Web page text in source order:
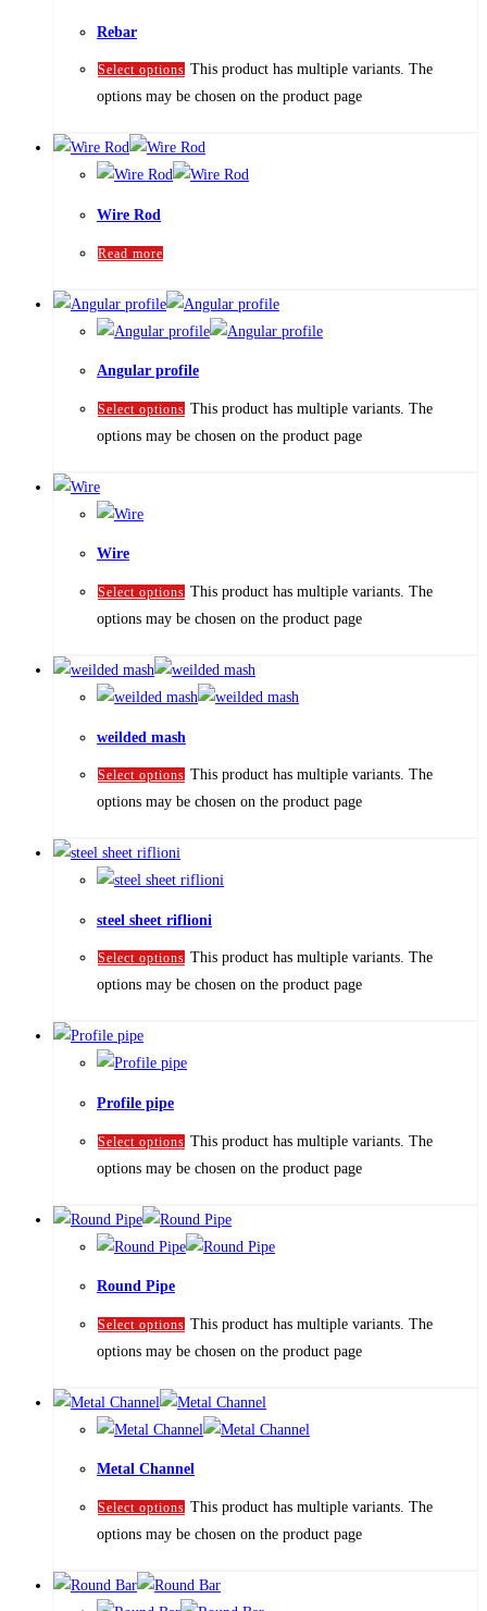
Rebar
Select options This product has multiple variants. The
options may be chosen on the product page
Wire Rod
Read more
Angular profile
Select options This product has multiple variants. The
options may be chosen on the product page
Wire
Select options This product has multiple variants. The
options may be chosen on the product page
weilded mash
Select options This product has multiple variants. The
options may be chosen on the product page
steel sheet riflioni
Select options This product has multiple variants. The
options may be chosen on the product page
Profile pipe
Select options This product has multiple variants. The
options may be chosen on the product page
Round Pipe
Select options This product has multiple variants. The
options may be chosen on the product page
Metal Channel
Select options This product has multiple variants. The
options may be chosen on the product page